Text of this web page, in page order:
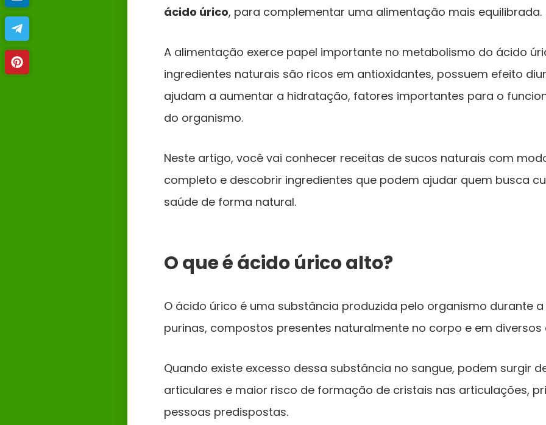
ácido úrico, para complementar uma alimentação mais equilibrada.
A alimentação exerce papel importante no metabolismo do ácido
ingredientes naturais são ricos em antioxidantes, possuem efeito
ajudam a aumentar a hidratação, fatores importantes para o
do organismo.
Neste artigo, você vai conhecer receitas de sucos naturais com
completo e descobrir ingredientes que podem ajudar quem busca
saúde de forma natural.
O que é ácido úrico alto?
O ácido úrico é uma substância produzida pelo organismo durante
purinas, compostos presentes naturalmente no corpo e em diversos
Quando existe excesso dessa substância no sangue, podem surgir
articulares e maior risco de formação de cristais nas articulações,
pessoas predispostas.